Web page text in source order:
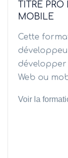
TITRE PRO
MOBILE
Cette
développer
Web ou
Voir la